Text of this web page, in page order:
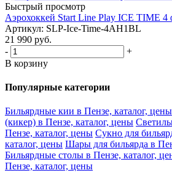
Быстрый просмотр
Аэрохоккей Start Line Play ICE TIME 4
Артикул: SLP-Ice-Time-4AH1BL
21 990 руб.
-
+
В корзину
Популярные категории
Бильярдные кии в Пензе, каталог, цены
(кикер) в Пензе, каталог, цены
Пензе, каталог, цены Сукно для
каталог, цены Шары для бильярда в
Бильярдные столы в Пензе, каталог,
Пензе, каталог, цены